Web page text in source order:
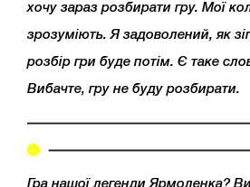
хочу зараз розбирати гру. Мої
зрозуміють. Я задоволений, як
розбір гри буде потім. Є таке
Вибачте, гру не буду розбирати.
Гра нашої легенди Ярмоленка? Ви